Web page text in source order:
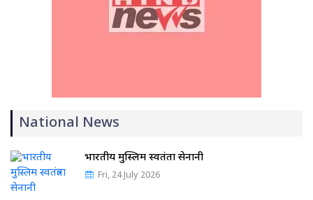
National News
भारतीय मुस्लिम स्वतंत्रता सेनानी
Fri, 24 July 2026